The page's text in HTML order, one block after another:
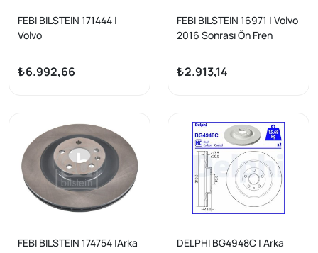
FEBI BILSTEIN 171444 |
Volvo
XC60/XC90 17" Arka Disk
₺6.992,66
FEBI BILSTEIN 16971 | Volvo
2016 Sonrası Ön Fren
S60/S90/V60/V90 XC40
XC60 XC90
₺2.913,14
FEBI BILSTEIN 174754 |Arka
DELPHI BG4948C | Arka